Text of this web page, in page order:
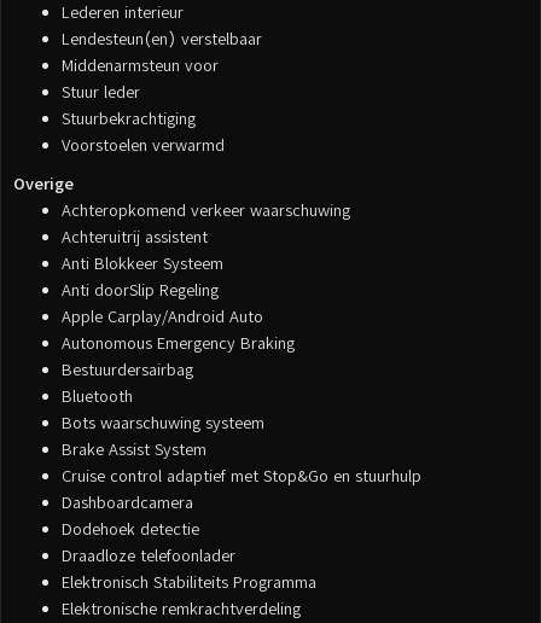
Lederen interieur
Lendesteun(en) verstelbaar
Middenarmsteun voor
Stuur leder
Stuurbekrachtiging
Voorstoelen verwarmd
Overige
Achteropkomend verkeer waarschuwing
Achteruitrij assistent
Anti Blokkeer Systeem
Anti doorSlip Regeling
Apple Carplay/Android Auto
Autonomous Emergency Braking
Bestuurdersairbag
Bluetooth
Bots waarschuwing systeem
Brake Assist System
Cruise control adaptief met Stop&Go en stuurhulp
Dashboardcamera
Dodehoek detectie
Draadloze telefoonlader
Elektronisch Stabiliteits Programma
Elektronische remkrachtverdeling